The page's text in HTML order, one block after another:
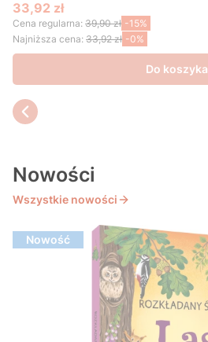
Cena promocyjna
33,92 zł
Cena regularna: 39,90 zł -15%
Najniższa cena: 33,92 zł -0%
Do koszyka
Nowości
Wszystkie nowości
Nowość